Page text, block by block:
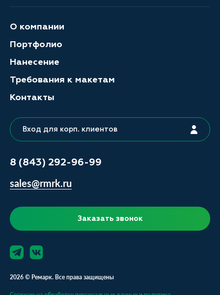
О компании
Портфолио
Нанесение
Требования к макетам
Контакты
Вход для корп. клиентов
8 (843) 292-96-99
sales@rmrk.ru
Заказать звонок
2026 © Ремарк. Все права защищены